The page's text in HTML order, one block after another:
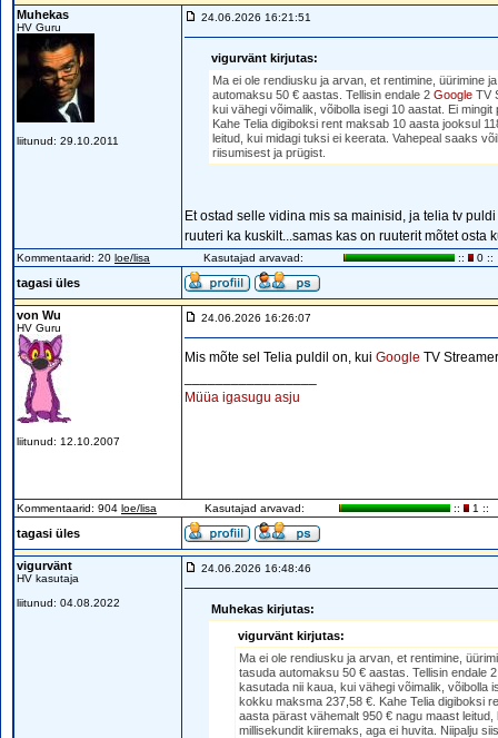
Muhekas
HV Guru
liitunud: 29.10.2011
24.06.2026 16:21:51
vigurvänt kirjutas:
Ma ei ole rendiusku ja arvan, et rentimine, üürimine
automaksu 50 € aastas. Tellisin endale 2 Google TV
kui vähegi võimalik, võibolla isegi 10 aastat. Ei
Kahe Telia digiboksi rent maksab 10 aasta jooksul
leitud, kui midagi tuksi ei keerata. Vahepeal saaks
riisumisest ja prügist.
Et ostad selle vidina mis sa mainisid, ja telia tv
ruuteri ka kuskilt...samas kas on ruuterit mõtet osta
Kommentaarid: 20 loe/lisa Kasutajad arvavad: :: 0 ::
tagasi üles
von Wu
HV Guru
liitunud: 12.10.2007
24.06.2026 16:26:07
Mis mõte sel Telia puldil on, kui Google TV
Müüa igasugu asju
Kommentaarid: 904 loe/lisa Kasutajad arvavad: :: 1 ::
tagasi üles
vigurvänt
HV kasutaja
liitunud: 04.08.2022
24.06.2026 16:48:46
Muhekas kirjutas:
vigurvänt kirjutas:
Ma ei ole rendiusku ja arvan, et rentimine,
tasuda automaksu 50 € aastas. Tellisin endale
kasutada nii kaua, kui vähegi võimalik, võibolla
kokku maksma 237,58 €. Kahe Telia digiboksi
aasta pärast vähemalt 950 € nagu maast
millisekundit kiiremaks, aga ei huvita. Niipalju